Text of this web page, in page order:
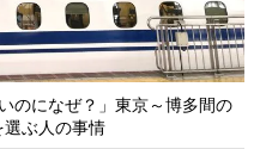
のになぜ？」東京～博多間の
ぶ人の事情